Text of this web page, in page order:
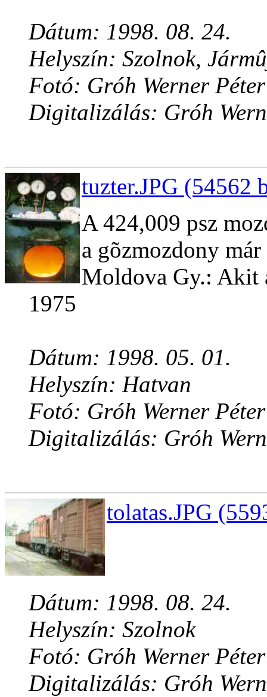
Dátum: 1998. 08. 24.
Helyszín: Szolnok,
Fotó: Gróh Werner Péter
Digitalizálás: Gróh
tuzter.JPG (54562
A 424,009 psz
a gõzmozdony
Moldova Gy.: Akit
1975
Dátum: 1998. 05. 01.
Helyszín: Hatvan
Fotó: Gróh Werner Péter
Digitalizálás: Gróh
tolatas.JPG
Dátum: 1998. 08. 24.
Helyszín: Szolnok
Fotó: Gróh Werner Péter
Digitalizálás: Gróh